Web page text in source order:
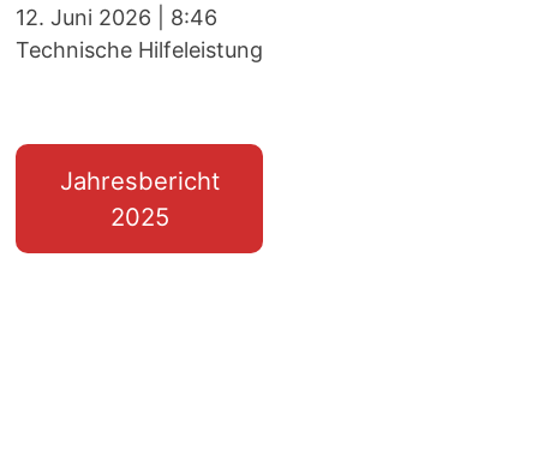
12. Juni 2026
8:46
Technische Hilfeleistung
Jahresbericht
2025